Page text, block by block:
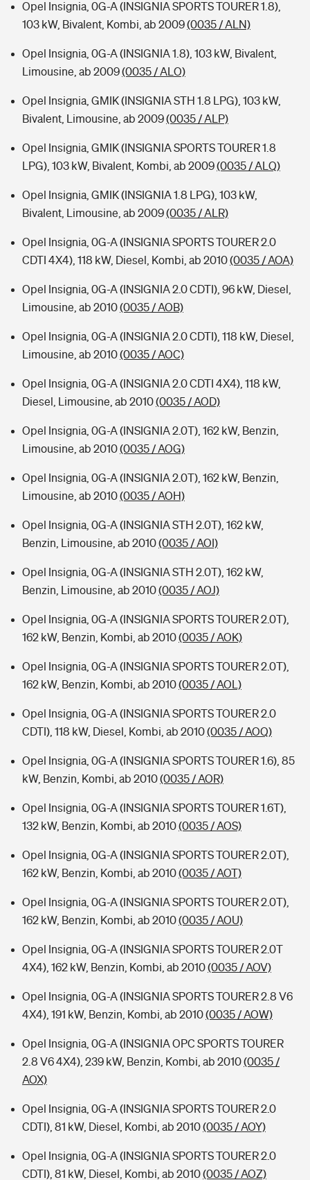
Opel Insignia, 0G-A (INSIGNIA SPORTS TOURER 1.8),
103 kW, Bivalent, Kombi, ab 2009(0035 / ALN)
Opel Insignia, 0G-A (INSIGNIA 1.8), 103 kW, Bivalent,
Limousine, ab 2009(0035 / ALO)
Opel Insignia, GMIK (INSIGNIA STH 1.8 LPG), 103 kW,
Bivalent, Limousine, ab 2009(0035 / ALP)
Opel Insignia, GMIK (INSIGNIA SPORTS TOURER 1.8
LPG), 103 kW, Bivalent, Kombi, ab 2009(0035 / ALQ)
Opel Insignia, GMIK (INSIGNIA 1.8 LPG), 103 kW,
Bivalent, Limousine, ab 2009(0035 / ALR)
Opel Insignia, 0G-A (INSIGNIA SPORTS TOURER 2.0
CDTI 4X4), 118 kW, Diesel, Kombi, ab 2010(0035 / AOA)
Opel Insignia, 0G-A (INSIGNIA 2.0 CDTI), 96 kW, Diesel,
Limousine, ab 2010(0035 / AOB)
Opel Insignia, 0G-A (INSIGNIA 2.0 CDTI), 118 kW, Diesel,
Limousine, ab 2010(0035 / AOC)
Opel Insignia, 0G-A (INSIGNIA 2.0 CDTI 4X4), 118 kW,
Diesel, Limousine, ab 2010(0035 / AOD)
Opel Insignia, 0G-A (INSIGNIA 2.0T), 162 kW, Benzin,
Limousine, ab 2010(0035 / AOG)
Opel Insignia, 0G-A (INSIGNIA 2.0T), 162 kW, Benzin,
Limousine, ab 2010(0035 / AOH)
Opel Insignia, 0G-A (INSIGNIA STH 2.0T), 162 kW,
Benzin, Limousine, ab 2010(0035 / AOI)
Opel Insignia, 0G-A (INSIGNIA STH 2.0T), 162 kW,
Benzin, Limousine, ab 2010(0035 / AOJ)
Opel Insignia, 0G-A (INSIGNIA SPORTS TOURER 2.0T),
162 kW, Benzin, Kombi, ab 2010(0035 / AOK)
Opel Insignia, 0G-A (INSIGNIA SPORTS TOURER 2.0T),
162 kW, Benzin, Kombi, ab 2010(0035 / AOL)
Opel Insignia, 0G-A (INSIGNIA SPORTS TOURER 2.0
CDTI), 118 kW, Diesel, Kombi, ab 2010(0035 / AOQ)
Opel Insignia, 0G-A (INSIGNIA SPORTS TOURER 1.6), 85
kW, Benzin, Kombi, ab 2010(0035 / AOR)
Opel Insignia, 0G-A (INSIGNIA SPORTS TOURER 1.6T),
132 kW, Benzin, Kombi, ab 2010(0035 / AOS)
Opel Insignia, 0G-A (INSIGNIA SPORTS TOURER 2.0T),
162 kW, Benzin, Kombi, ab 2010(0035 / AOT)
Opel Insignia, 0G-A (INSIGNIA SPORTS TOURER 2.0T),
162 kW, Benzin, Kombi, ab 2010(0035 / AOU)
Opel Insignia, 0G-A (INSIGNIA SPORTS TOURER 2.0T
4X4), 162 kW, Benzin, Kombi, ab 2010(0035 / AOV)
Opel Insignia, 0G-A (INSIGNIA SPORTS TOURER 2.8 V6
4X4), 191 kW, Benzin, Kombi, ab 2010(0035 / AOW)
Opel Insignia, 0G-A (INSIGNIA OPC SPORTS TOURER
2.8 V6 4X4), 239 kW, Benzin, Kombi, ab 2010(0035 /
AOX)
Opel Insignia, 0G-A (INSIGNIA SPORTS TOURER 2.0
CDTI), 81 kW, Diesel, Kombi, ab 2010(0035 / AOY)
Opel Insignia, 0G-A (INSIGNIA SPORTS TOURER 2.0
CDTI), 81 kW, Diesel, Kombi, ab 2010(0035 / AOZ)